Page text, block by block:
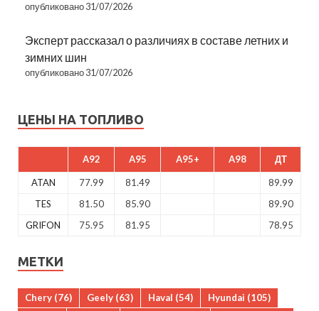
опубликовано 31/07/2026
Эксперт рассказал о различиях в составе летних и
зимних шин
опубликовано 31/07/2026
ЦЕНЫ НА ТОПЛИВО
A92 A95 A95+ A98 ДТ
ATAN 77.99 81.49
89.99
TES
81.50 85.90
89.90
GRIFON
75.95 81.95 78.95
МЕТКИ
Chery (76) Geely (63) Haval (54) Hyundai (105)